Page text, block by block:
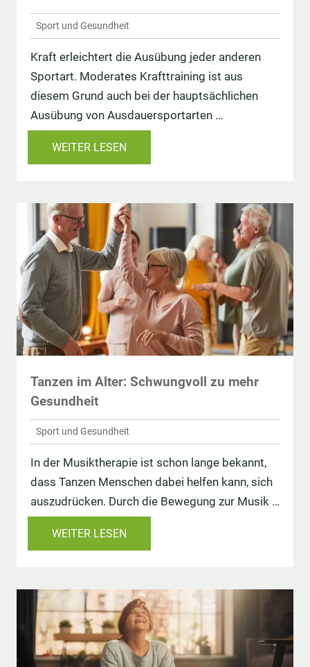
Sport und Gesundheit
Kraft erleichtert die Ausübung jeder anderen
Sportart. Moderates Krafttraining ist aus
diesem Grund auch bei der hauptsächlichen
Ausübung von Ausdauersportarten …
WEITER LESEN
Tanzen im Alter: Schwungvoll zu mehr
Gesundheit
Sport und Gesundheit
In der Musiktherapie ist schon lange bekannt,
dass Tanzen Menschen dabei helfen kann, sich
auszudrücken. Durch die Bewegung zur Musik …
WEITER LESEN